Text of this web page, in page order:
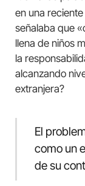
en una
señalaba que
llena de niños
la
alcanzando
extranjera?
El
como un
de su